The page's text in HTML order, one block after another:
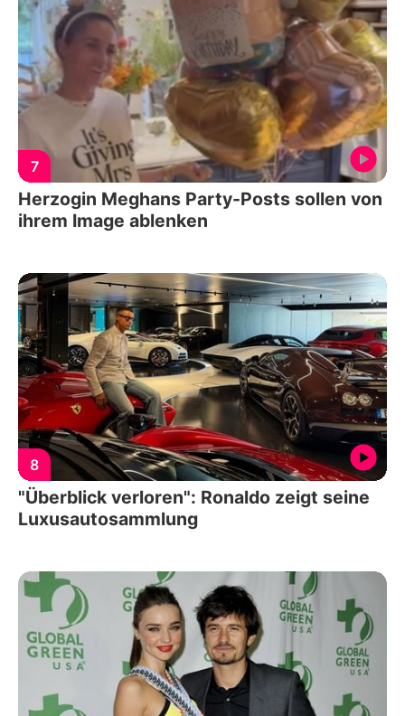
7
Herzogin Meghans Party-Posts sollen von
ihrem Image ablenken
8
"Überblick verloren": Ronaldo zeigt seine
Luxusautosammlung